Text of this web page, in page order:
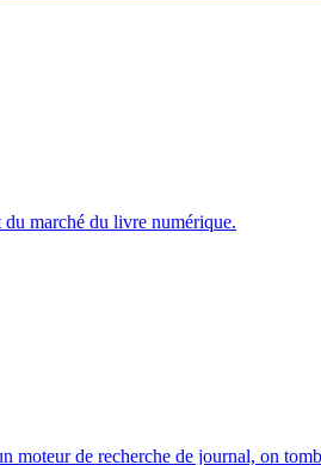
marché du livre numérique.
de recherche de journal, on